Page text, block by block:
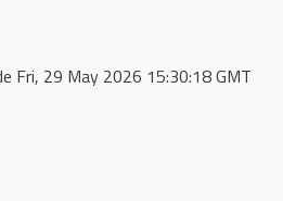
Fri, 29 May 2026 15:30:18 GMT